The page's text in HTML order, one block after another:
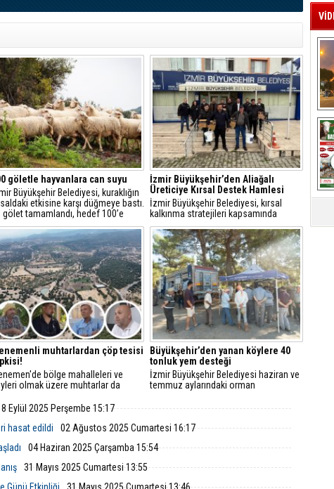
göletle hayvanlara can suyu
Büyükşehir Belediyesi, kuraklığın
etkisine karşı düğmeye bastı.
gölet tamamlandı, hedef 100’e
Hem üretici hem yaban
nefes alacak, göletler
bile kullanılacak.
İzmir Büyükşehir’den Aliağalı
Üreticiye Kırsal Destek Hamlesi
İzmir Büyükşehir Belediyesi, kırsal
kalkınma stratejileri kapsamında
Aliağa’daki küçük ölçekli hayvancılık
işletmelerine yönelik ekipman ve hijyen
desteği sağladı.
muhtarlardan çöp tesisi
bölge mahalleleri ve
olmak üzere muhtarlar da
tesisine tepki gösterdi.
Büyükşehir’den yanan köylere 40
tonluk yem desteği
İzmir Büyükşehir Belediyesi haziran ve
temmuz aylarındaki orman
yalnız bırakmıyor.
Eylül 2025 Perşembe 15:17
hasat edildi
02 Ağustos 2025 Cumartesi 16:17
04 Haziran 2025 Çarşamba 15:54
31 Mayıs 2025 Cumartesi 13:55